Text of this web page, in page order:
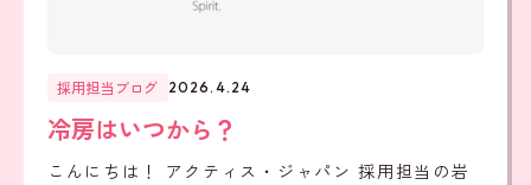
採用担当ブログ 2026.4.24
冷房はいつから？
こんにちは！ アクティス・ジャパン 採用担当の岩